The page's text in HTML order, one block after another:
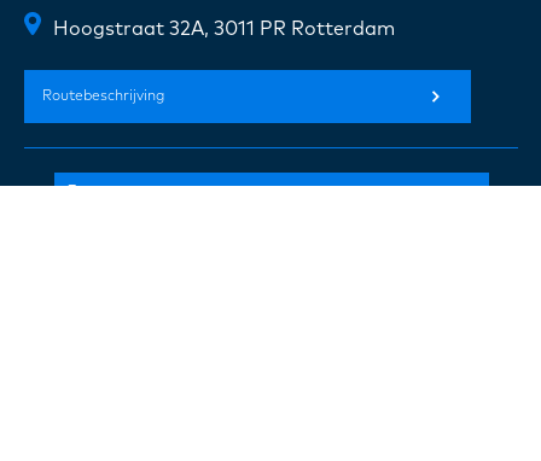
Hoogstraat 32A, 3011 PR Rotterdam
Routebeschrijving